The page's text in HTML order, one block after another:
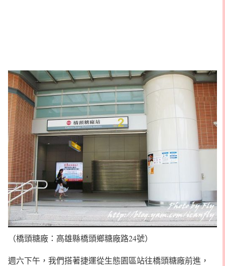
（橋頭糖廠：高雄縣橋頭鄉糖廠路24號）
週六下午，我們搭著捷運從生態園區站往橋頭糖廠前進，